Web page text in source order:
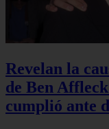
Revelan la
de Ben
cumplió ante